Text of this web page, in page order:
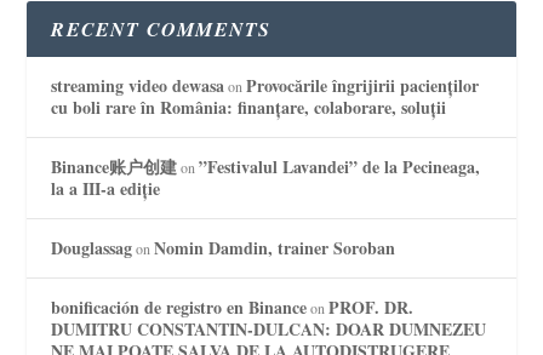
RECENT COMMENTS
streaming video dewasaonProvocările îngrijirii pacienților
cu boli rare în România: finanțare, colaborare, soluții
Binance账户创建on”Festivalul Lavandei” de la Pecineaga,
la a III-a ediție
DouglassagonNomin Damdin, trainer Soroban
bonificación de registro en BinanceonPROF. DR.
DUMITRU CONSTANTIN-DULCAN: DOAR DUMNEZEU